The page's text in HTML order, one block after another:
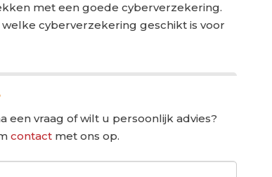
met een goede cyberverzekering.
cyberverzekering geschikt is voor
een vraag of wilt u persoonlijk advies?
contact met ons op.